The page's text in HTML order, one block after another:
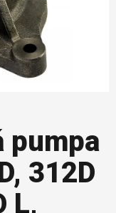
pumpa
312D
L,